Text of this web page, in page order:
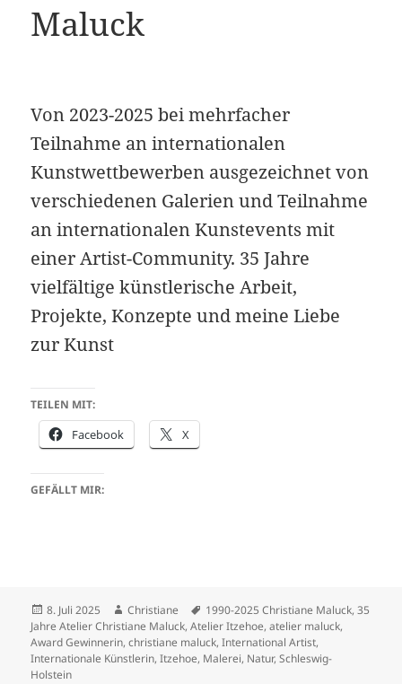
Maluck
Von 2023-2025 bei mehrfacher
Teilnahme an internationalen
Kunstwettbewerben ausgezeichnet von
verschiedenen Galerien und Teilnahme
an internationalen Kunstevents mit
einer Artist-Community. 35 Jahre
vielfältige künstlerische Arbeit,
Projekte, Konzepte und meine Liebe
zur Kunst
TEILEN MIT:
Facebook X
GEFÄLLT MIR:
Veröffentlicht
am
8. Juli 2025 Autor
Christiane Schlagwörter
1990-2025 Christiane Maluck,35
Jahre Atelier Christiane Maluck,Atelier Itzehoe,atelier maluck,
Award Gewinnerin,christiane maluck,International Artist,
Internationale Künstlerin,Itzehoe, Malerei, Natur,Schleswig-
Holstein